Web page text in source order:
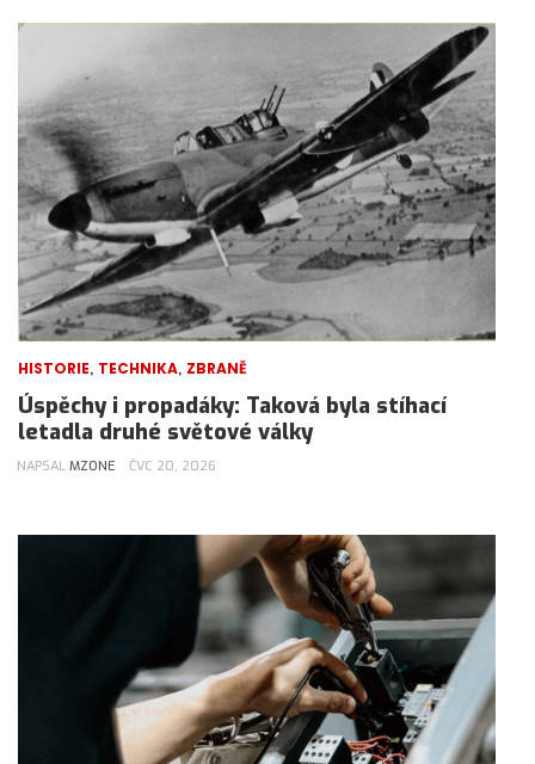
HISTORIE, TECHNIKA, ZBRANĚ
Úspěchy i propadáky: Taková byla stíhací
letadla druhé světové války
NAPSAL MZONE ČVC 20, 2026